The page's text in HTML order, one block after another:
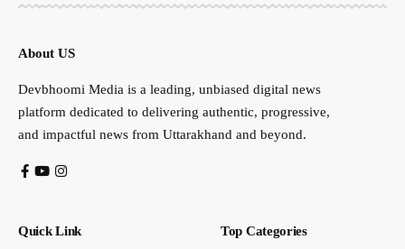
About US
Devbhoomi Media is a leading, unbiased digital news
platform dedicated to delivering authentic, progressive,
and impactful news from Uttarakhand and beyond.
Quick Link Top Categories